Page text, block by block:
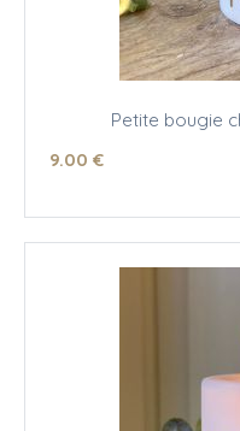
Petite bougie
9.00 €